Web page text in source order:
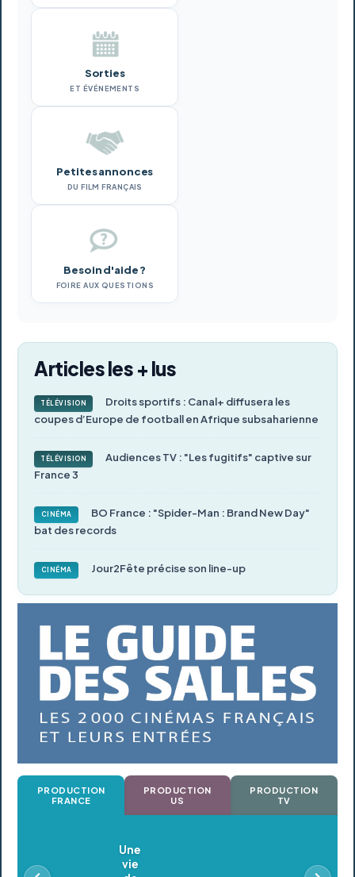
Sorties
ET ÉVÉNEMENTS
Petites annonces
DU FILM FRANÇAIS
Besoin d'aide ?
FOIRE AUX QUESTIONS
Articles les + lus
TÉLÉVISION
Droits sportifs : Canal+ diffusera les
coupes d’Europe de football en Afrique subsaharienne
TÉLÉVISION
Audiences TV : "Les fugitifs" captive sur
France 3
CINÉMA
BO France : "Spider-Man : Brand New Day"
bat des records
CINÉMA Jour2Fête précise son line-up
PRODUCTION
FRANCE
PRODUCTION
US
PRODUCTION
TV
Oldeupe
En postproduction